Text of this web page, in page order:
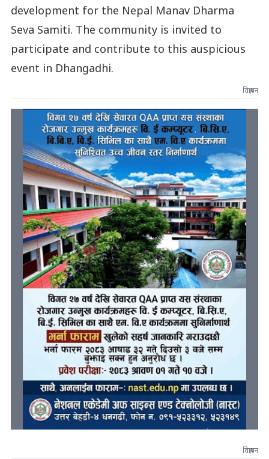
development for the Nepal Manav Dharma
Seva Samiti. The community is invited to
participate and contribute to this auspicious
event in Dhangadhi.
विज्ञापन
विज्ञापन